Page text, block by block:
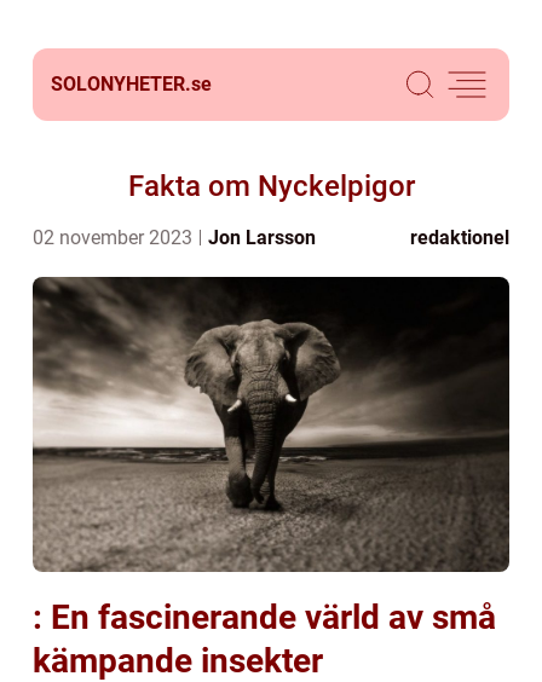
SOLONYHETER.se
Fakta om Nyckelpigor
02 november 2023 Jon Larsson redaktionel
: En fascinerande värld av små
kämpande insekter